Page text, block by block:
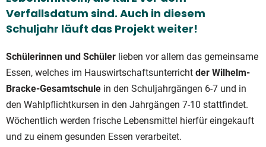
Verfallsdatum sind. Auch in diesem
Schuljahr läuft das Projekt weiter!
Schülerinnen und Schüler lieben vor allem das gemeinsame
Essen, welches im Hauswirtschaftsunterricht der Wilhelm-
Bracke-Gesamtschule in den Schuljahrgängen 6-7 und in
den Wahlpflichtkursen in den Jahrgängen 7-10 stattfindet.
Wöchentlich werden frische Lebensmittel hierfür eingekauft
und zu einem gesunden Essen verarbeitet.